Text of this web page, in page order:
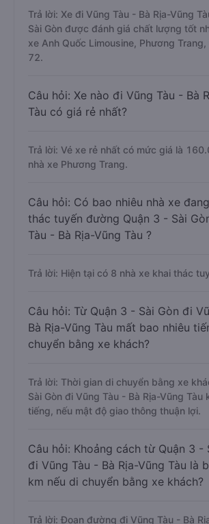
Trả lời: Xe đi Vũng Tàu - Bà Rịa-Vũng
Sài Gòn được đánh giá chất lượng tốt
xe Anh Quốc Limousine, Phương Trang,
72.
Câu hỏi: Xe nào đi Vũng Tàu - Bà
Tàu có giá rẻ nhất?
Trả lời: Vé xe rẻ nhất có mức giá là
nhà xe Phương Trang.
Câu hỏi: Có bao nhiêu nhà xe
thác tuyến đường Quận 3 - Sài
Tàu - Bà Rịa-Vũng Tàu ?
Trả lời: Hiện tại có 8 nhà xe khai thác
Câu hỏi: Từ Quận 3 - Sài Gòn đi
Bà Rịa-Vũng Tàu mất bao nhiêu
chuyển bằng xe khách?
Trả lời: Thời gian di chuyển bằng xe
Sài Gòn đi Vũng Tàu - Bà Rịa-Vũng Tàu
tiếng, nếu mật độ giao thông thuận lợi.
Câu hỏi: Khoảng cách từ Quận 3 -
đi Vũng Tàu - Bà Rịa-Vũng Tàu là
km nếu di chuyển bằng xe khách?
Trả lời: Đoạn đường đi Vũng Tàu - Bà